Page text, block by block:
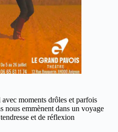
moments drôles et parfois
nous emmènent dans un voyage
et de réflexion